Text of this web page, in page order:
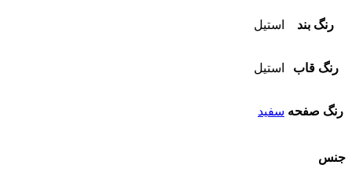
رنگ بند استیل
رنگ قاب استیل
رنگ صفحه سفید
جنس